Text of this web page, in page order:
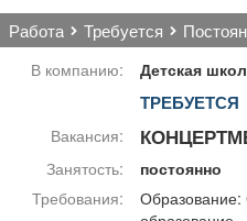
Работа Транспорт
работа требуется
В компанию: Детская
ТРЕБУЕТСЯ
Вакансия:
Занятость:
постоянно
Требования: